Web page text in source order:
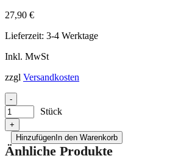
27,90 €
Lieferzeit: 3-4 Werktage
Inkl. MwSt
zzgl Versandkosten
-
Stück
+
Hinzufügen In den Warenkorb
Änhliche Produkte